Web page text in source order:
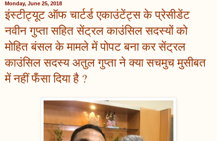
Monday, June 25, 2018
इंस्टीट्यूट ऑफ चार्टर्ड एकाउंटेंट्स के प्रेसीडेंट
नवीन गुप्ता सहित सेंट्रल काउंसिल सदस्यों को
मोहित बंसल के मामले में पोपट बना कर सेंट्रल
काउंसिल सदस्य अतुल गुप्ता ने क्या सचमुच मुसीबत
में नहीं फँसा दिया है ?